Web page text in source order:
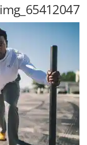
img_65412047